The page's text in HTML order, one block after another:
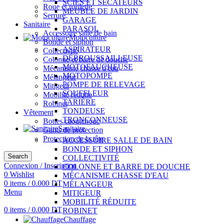
Roue et roulette
Serrure
Sanitaire
Accessoire salle de bain
Bonde et siphon
Collectivité
Colonne et barre de douche
Mécanisme chasse d'eau
Mélangeur
Mitigeur
Mobilité réduite
Robinet
Vêtement
Bottes caoutchouc
Gants de protection
Protection de la tête
Search
Connexion / Inscription
0 Wishlist
0 items / 0.000 DT
Menu
0 items / 0.000 DT
SCIES ET SÉCATEURS
MEUBLE DE JARDIN
GARAGE
PARASOL
Motoculture
ASPIRATEUR
DÉBROUSSAILLEUSE
MOTOFAUCHEUSE
MOTOPOMPE
POMPE DE RELEVAGE
SOUFFLEUR
TARIÈRE
TONDEUSE
TRONÇONNEUSE
Sanitaire
ACCESSOIRE SALLE DE BAIN
BONDE ET SIPHON
COLLECTIVITÉ
COLONNE ET BARRE DE DOUCHE
MÉCANISME CHASSE D'EAU
MÉLANGEUR
MITIGEUR
MOBILITÉ RÉDUITE
ROBINET
Chauffage